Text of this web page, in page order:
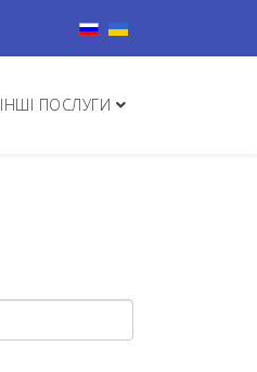
Виберіть свою мову
ІНШІ ПОСЛУГИ